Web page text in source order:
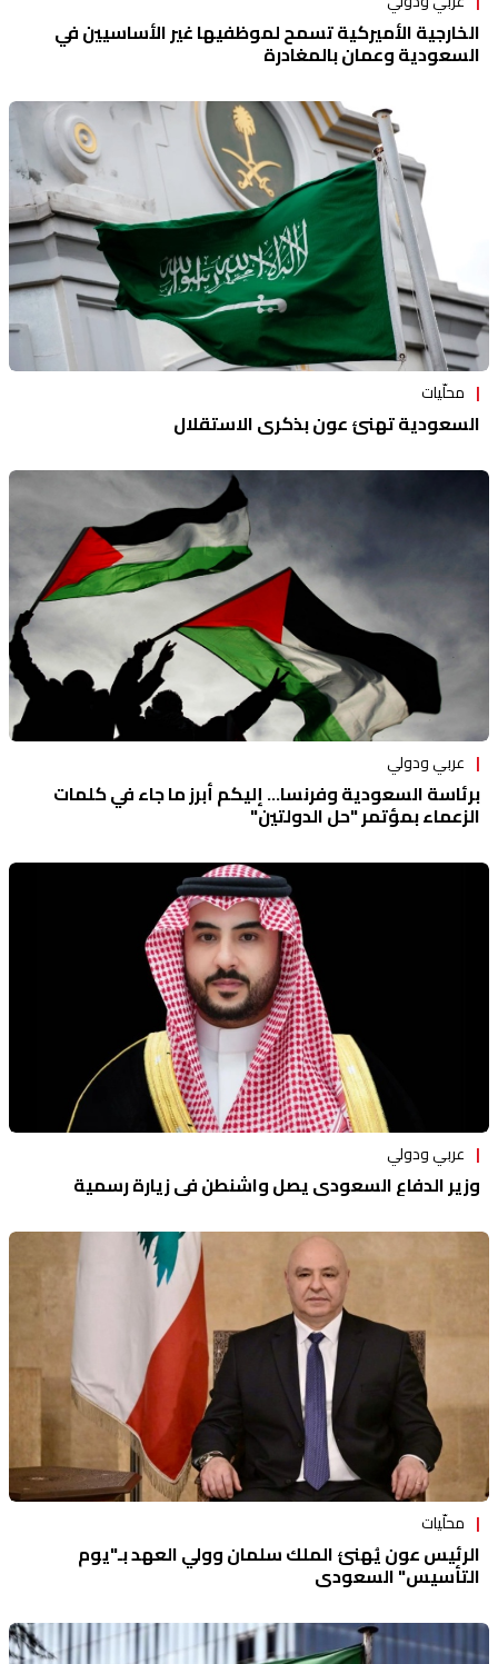
الخارجية الأميركية تسمح لموظفيها غير الأساسيين في
السعودية وعمان بالمغادرة
محلّيات
السعودية تهنئ عون بذكرى الاستقلال
عربي ودولي
برئاسة السعودية وفرنسا... إليكم أبرز ما جاء في كلمات
الزعماء بمؤتمر "حل الدولتين"
عربي ودولي
وزير الدفاع السعودي يصل واشنطن في زيارة رسمية
محلّيات
الرئيس عون يُهنئ الملك سلمان وولي العهد بـ"يوم
التأسيس" السعودي